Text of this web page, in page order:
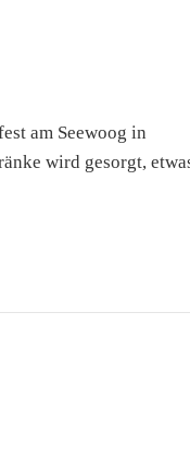
am Seewoog in
wird gesorgt,